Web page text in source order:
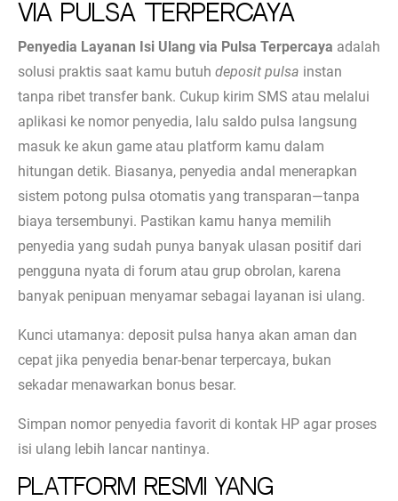
via Pulsa Terpercaya
Penyedia Layanan Isi Ulang via Pulsa Terpercaya adalah
solusi praktis saat kamu butuh deposit pulsa instan
tanpa ribet transfer bank. Cukup kirim SMS atau melalui
aplikasi ke nomor penyedia, lalu saldo pulsa langsung
masuk ke akun game atau platform kamu dalam
hitungan detik. Biasanya, penyedia andal menerapkan
sistem potong pulsa otomatis yang transparan—tanpa
biaya tersembunyi. Pastikan kamu hanya memilih
penyedia yang sudah punya banyak ulasan positif dari
pengguna nyata di forum atau grup obrolan, karena
banyak penipuan menyamar sebagai layanan isi ulang.
Kunci utamanya: deposit pulsa hanya akan aman dan
cepat jika penyedia benar-benar terpercaya, bukan
sekadar menawarkan bonus besar.
Simpan nomor penyedia favorit di kontak HP agar proses
isi ulang lebih lancar nantinya.
Platform Resmi yang